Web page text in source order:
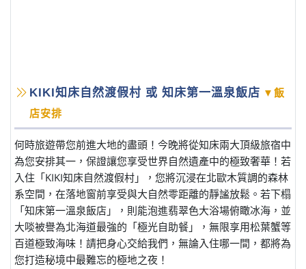
KIKI知床自然渡假村 或 知床第一溫泉飯店 ▼飯
店安排
何時旅遊帶您前進大地的盡頭！今晚將從知床兩大頂級旅宿中
為您安排其一，保證讓您享受世界自然遺產中的極致奢華！若
入住「KIKI知床自然渡假村」，您將沉浸在北歐木質調的森林
系空間，在落地窗前享受與大自然零距離的靜謐放鬆。若下榻
「知床第一溫泉飯店」，則能泡進翡翠色大浴場俯瞰冰海，並
大啖被譽為北海道最強的「極光自助餐」，無限享用松葉蟹等
百道極致海味！請把身心交給我們，無論入住哪一間，都將為
您打造秘境中最難忘的極地之夜！